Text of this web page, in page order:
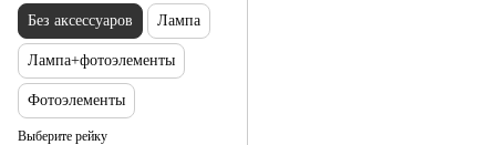
Без аксессуаров Лампа
Лампа+фотоэлементы
Фотоэлементы
Выберите рейку